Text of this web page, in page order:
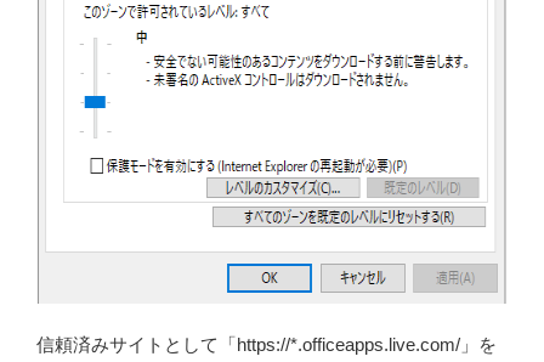
信頼済みサイトとして「https://*.officeapps.live.com/」を